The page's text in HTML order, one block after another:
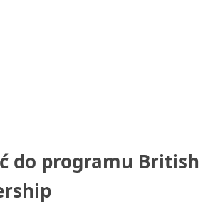
do programu British